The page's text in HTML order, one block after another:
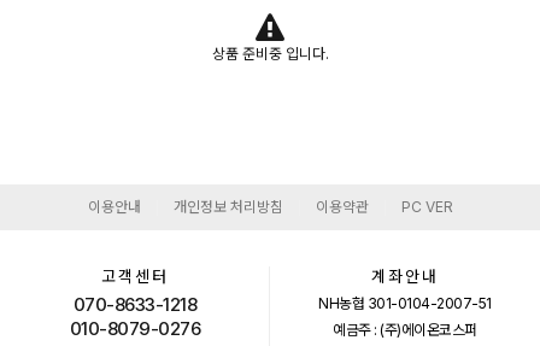
상품 준비중 입니다.
이용안내 개인정보 처리방침 이용약관 PC VER
고객센터
070-8633-1218
010-8079-0276
계좌안내
NH농협 301-0104-2007-51
예금주 : (주)에이온코스퍼